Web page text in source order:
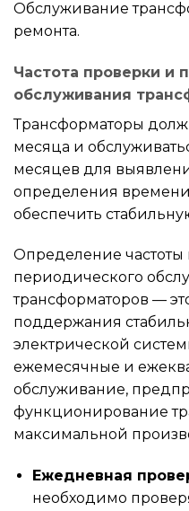
Обслуживание
ремонта.
Частота проверки и
обслуживания
Трансформаторы
месяца и
месяцев для
определения времени
обеспечить
Определение частоты
периодического
трансформаторов —
поддержания
электрической
ежемесячные и
обслуживание,
функционирование
максимальной
Ежедневная
необходимо